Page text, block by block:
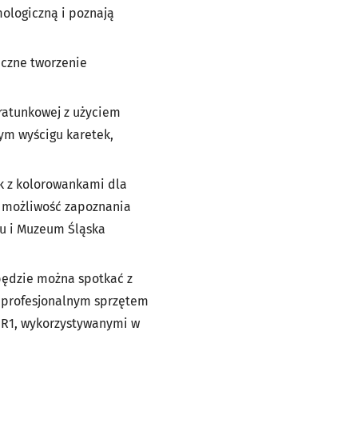
i poznają
tworzenie
z użyciem
wyścigu karetek,
z kolorowankami dla
zapoznania
i Muzeum Śląska
można spotkać z
sprzętem
wykorzystywanymi w